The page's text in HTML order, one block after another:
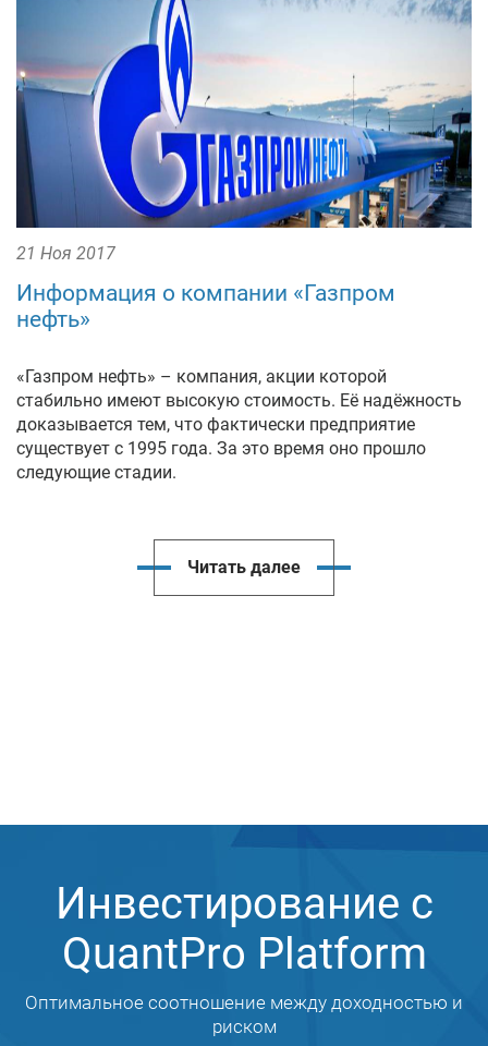
21 Ноя 2017
Информация о компании «Газпром
нефть»
«Газпром нефть» – компания, акции которой
стабильно имеют высокую стоимость. Её надёжность
доказывается тем, что фактически предприятие
существует с 1995 года. За это время оно прошло
следующие стадии.
Читать далее
Инвестирование с
QuantPro Platform
Оптимальное соотношение между доходностью и
риском